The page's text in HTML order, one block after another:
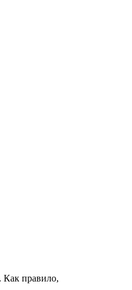
Как правило,